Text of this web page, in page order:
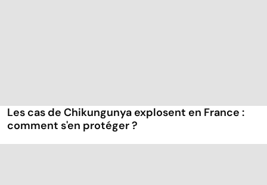
Les cas de Chikungunya explosent en France :
comment s'en protéger ?